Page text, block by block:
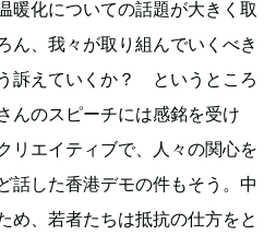
暖化についての話題が大きく取
ん、我々が取り組んでいくべき
訴えていくか？ というところ
んのスピーチには感銘を受け
リエイティブで、人々の関心を
話した香港デモの件もそう。中
め、若者たちは抵抗の仕方をと